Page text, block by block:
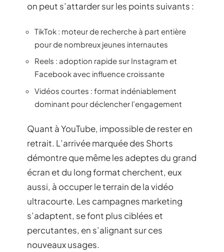
on peut s’attarder sur les points suivants :
TikTok : moteur de recherche à part entière
pour de nombreux jeunes internautes
Reels : adoption rapide sur Instagram et
Facebook avec influence croissante
Vidéos courtes : format indéniablement
dominant pour déclencher l’engagement
Quant à YouTube, impossible de rester en
retrait. L’arrivée marquée des Shorts
démontre que même les adeptes du grand
écran et du long format cherchent, eux
aussi, à occuper le terrain de la vidéo
ultracourte. Les campagnes marketing
s’adaptent, se font plus ciblées et
percutantes, en s’alignant sur ces
nouveaux usages.